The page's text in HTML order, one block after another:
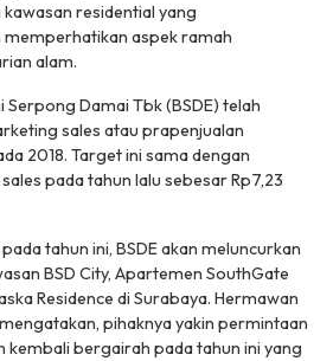
residential yang
aspek ramah
alam.
Serpong Damai Tbk (BSDE) telah
sales atau prapenjualan
2018. Target ini sama dengan
pada tahun lalu sebesar Rp7,23
tahun ini, BSDE akan meluncurkan
BSD City, Apartemen SouthGate
Residence di Surabaya. Hermawan
pihaknya yakin permintaan
bergairah pada tahun ini yang